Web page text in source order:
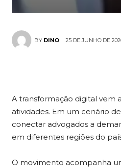
BY DINO 25 DE JUNHO DE
A transformação digital vem
atividades. Em um cenário
conectar advogados a
em diferentes regiões do
O movimento acompanha